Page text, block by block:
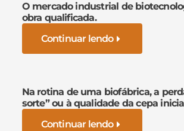
O mercado industrial de
obra qualificada.
Continuar lendo
Na rotina de uma biofábrica, a
sorte” ou à qualidade da cepa
Continuar lendo